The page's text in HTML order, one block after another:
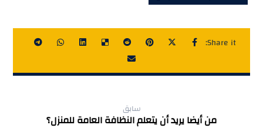
سابق
من أيضا يريد أن يتعلم النظافة العامة للمنزل؟